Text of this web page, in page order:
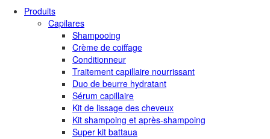
Produits
Capilares
Shampooing
Crème de coiffage
Conditionneur
Traitement capillaire nourrissant
Duo de beurre hydratant
Sérum capillaire
Kit de lissage des cheveux
Kit shampoing et après-shampoing
Super kit battaua